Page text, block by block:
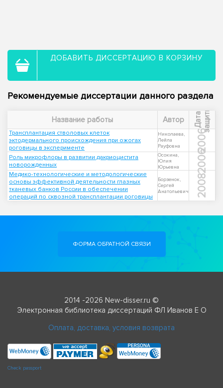
ДОБАВИТЬ ДИССЕРТАЦИЮ В КОРЗИНУ
Рекомендуемые диссертации данного раздела
Название работы Автор Д
а
т
а
з
а
щ
и
т ы
Трансплантация стволовых клеток
эктодермального происхождения при ожогах
роговицы в эксперименте
Николаева,
Лейла
Рауфовна
2006
Роль микрофлоры в развитии дакриоцистита
новорожденных
Осокина,
Юлия
Юрьевна
2006
Медико-технологические и методологические
основы эффективной деятельности глазных
тканевых банков России в обеспечении
операций по сквозной трансплантации роговицы
Борзенок,
Сергей
Анатольевич
2008
ФОРМА ОБРАТНОЙ СВЯЗИ
2014 -2026 New-disser.ru ©
Электронная библиотека диссертаций ФЛ Иванов Е О
Оплата, доставка, условия возврата
Check passport